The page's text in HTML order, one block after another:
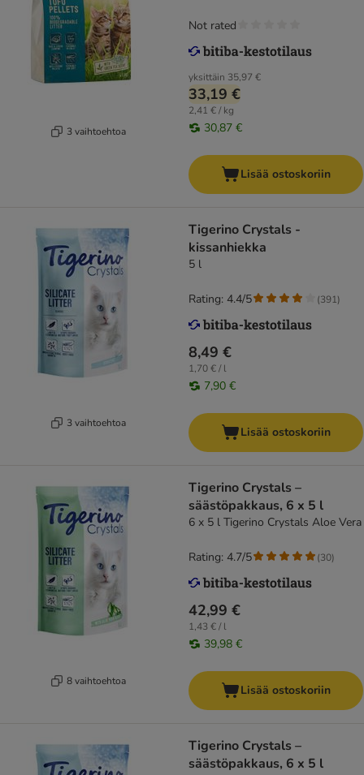
3 vaihtoehtoa
yksittäin 35,97 €
33,19 €
2,41 € / kg
30,87 €
Not rated
Lisää ostoskoriin
3 vaihtoehtoa
Tigerino Crystals -
kissanhiekka
5 l
8,49 €
1,70 € / l
7,90 €
Rating: 4.4/5 (391)
Lisää ostoskoriin
8 vaihtoehtoa
Tigerino Crystals –
säästöpakkaus, 6 x 5 l
6 x 5 l Tigerino Crystals Aloe Vera
42,99 €
1,43 € / l
39,98 €
Rating: 4.7/5 (30)
Lisää ostoskoriin
Tigerino Crystals –
säästöpakkaus, 6 x 5 l